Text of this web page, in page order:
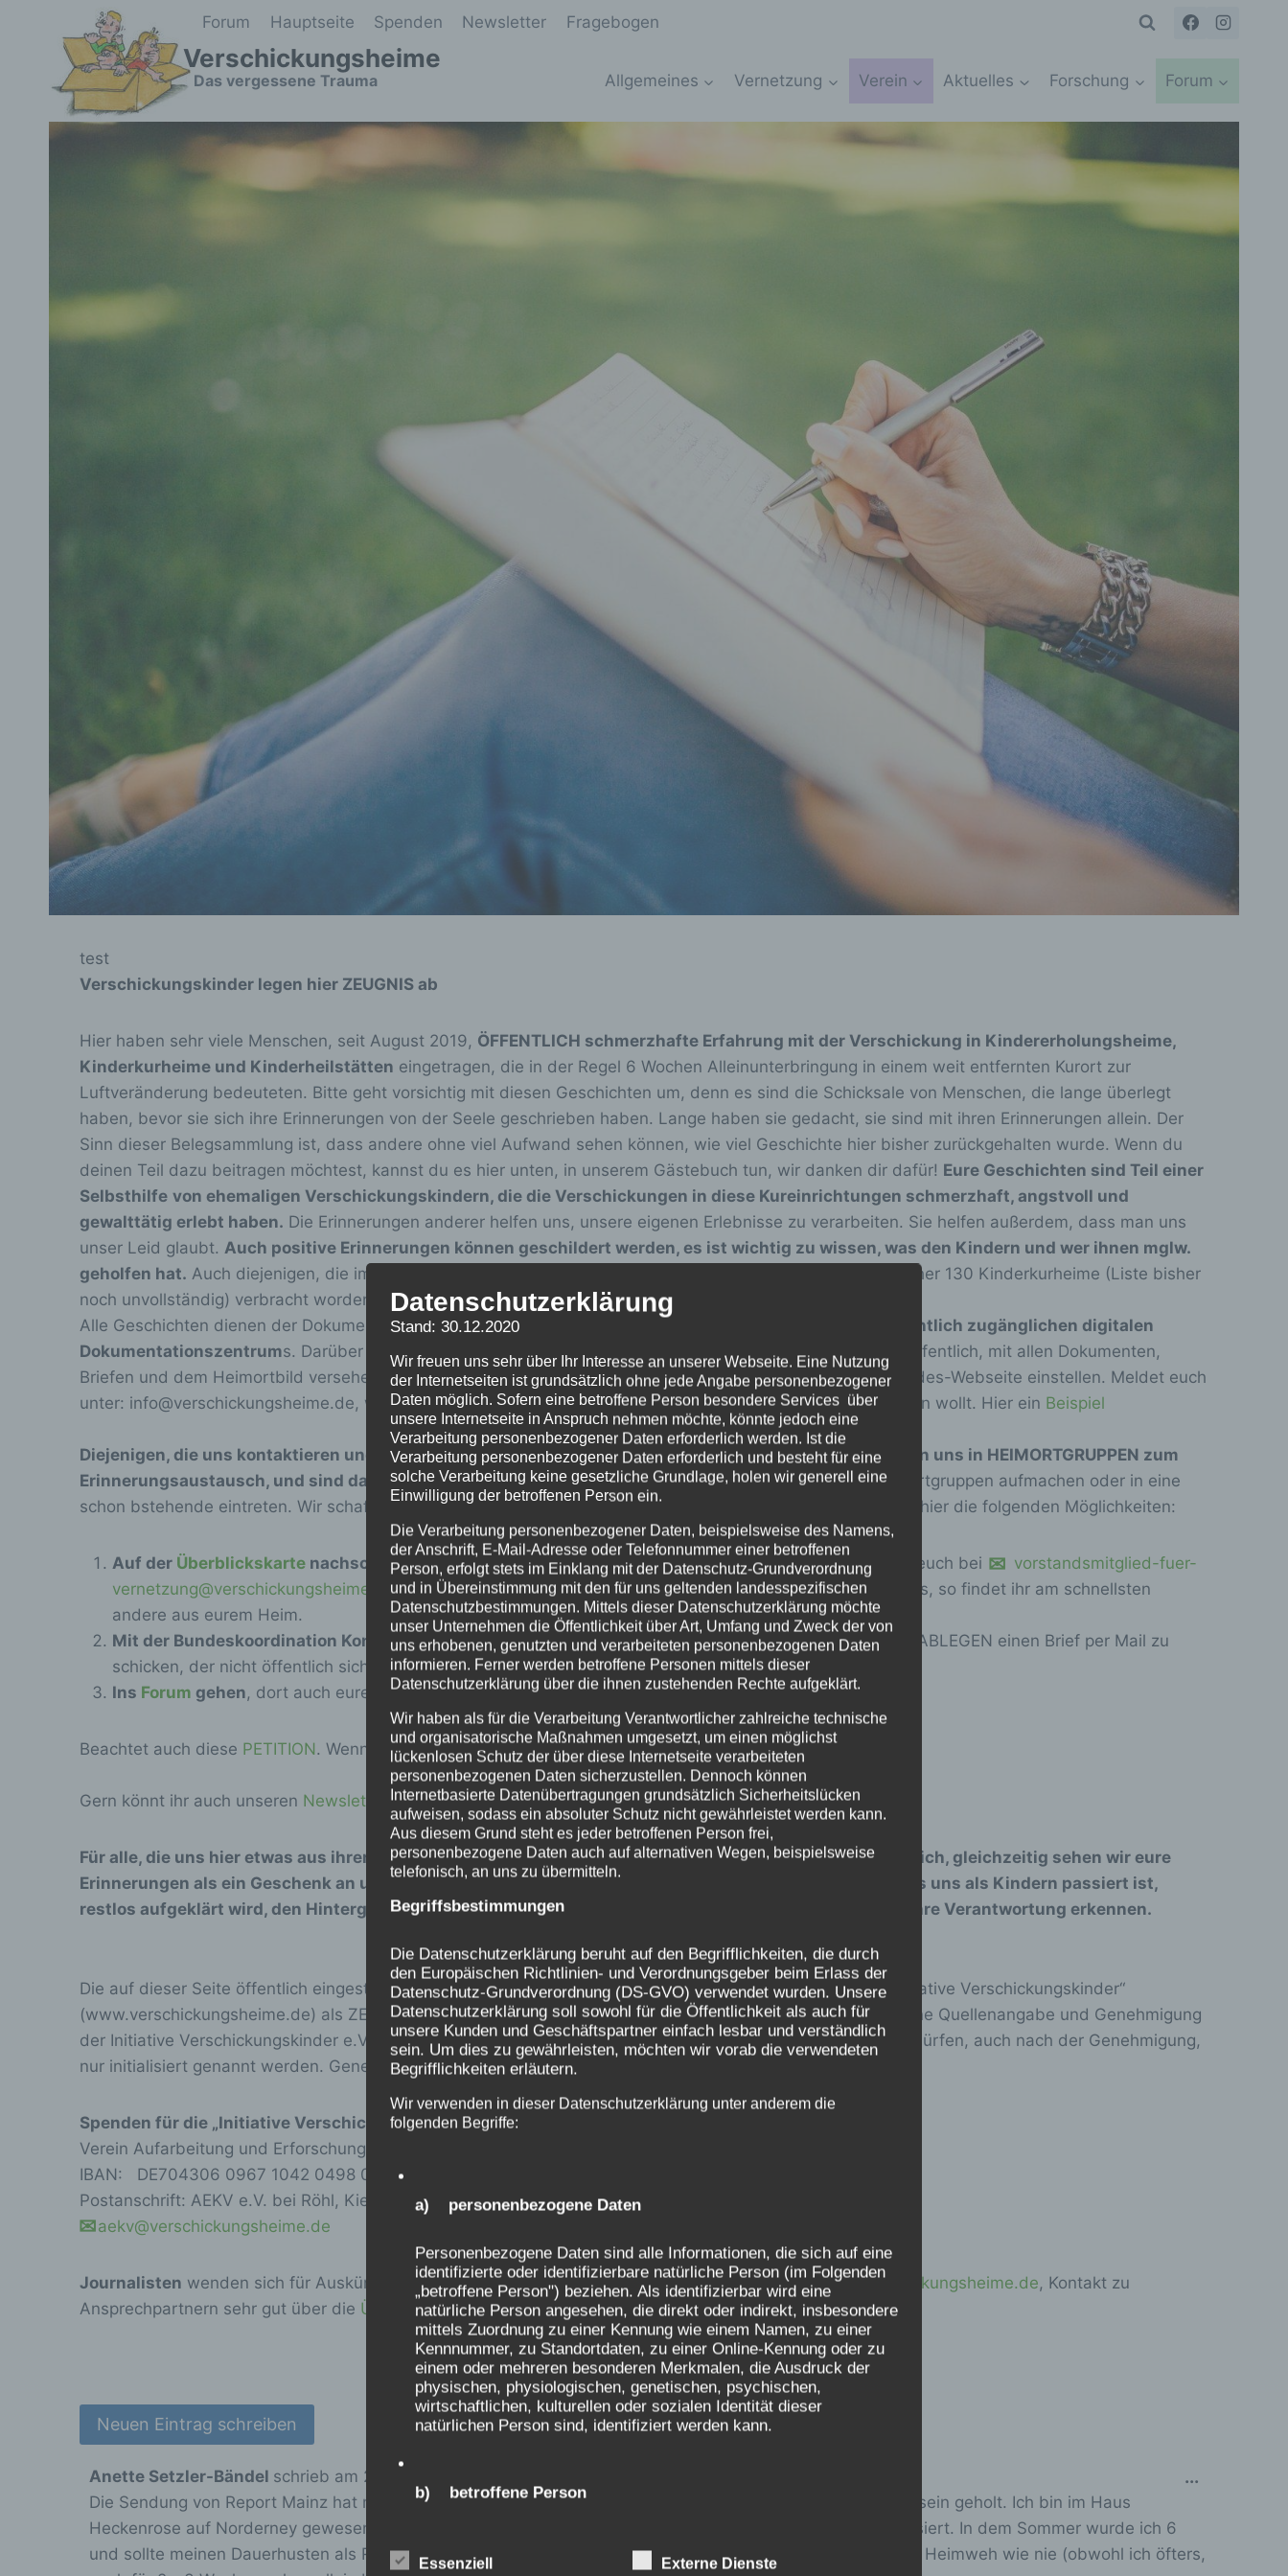
Forum Hauptseite Spenden Newsletter Fragebogen
Verschickungsheime
Das vergessene Trauma Allgemeines Vernetzung Verein Aktuelles Forschung Forum
test
Verschickungskinder legen hier ZEUGNIS ab
Hier haben sehr viele Menschen, seit August 2019, ÖFFENTLICH schmerzhafte Erfahrung mit der Verschickung in Kindererholungsheime,
Kinderkurheime und Kinderheilstätten eingetragen, die in der Regel 6 Wochen Alleinunterbringung in einem weit entfernten Kurort zur
Luftveränderung bedeuteten. Bitte geht vorsichtig mit diesen Geschichten um, denn es sind die Schicksale von Menschen, die lange überlegt
haben, bevor sie sich ihre Erinnerungen von der Seele geschrieben haben. Lange haben sie gedacht, sie sind mit ihren Erinnerungen allein. Der
Sinn dieser Belegsammlung ist, dass andere ohne viel Aufwand sehen können, wie viel Geschichte hier bisher zurückgehalten wurde. Wenn du
deinen Teil dazu beitragen möchtest, kannst du es hier unten, in unserem Gästebuch tun, wir danken dir dafür! Eure Geschichten sind Teil einer
Selbsthilfe von ehemaligen Verschickungskindern, die die Verschickungen in diese Kureinrichtungen schmerzhaft, angstvoll und
gewalttätig erlebt haben. Die Erinnerungen anderer helfen uns, unsere eigenen Erlebnisse zu verarbeiten. Sie helfen außerdem, dass man uns
unser Leid glaubt. Auch positive Erinnerungen können geschildert werden, es ist wichtig zu wissen, was den Kindern und wer ihnen mglw.
geholfen hat. Auch diejenigen, die im
(einschließlich DDR-Zeit) in die bisher 130 Kinderkurheime (Liste bisher
noch unvollständig) verbracht worden sind, haben die Möglichkeit hier Zeugnis abzulegen.
Alle Geschichten dienen der Dokumentation, alsBelegsammlung
öffentlich zugänglichen digitalen
Dokumentationszentrums. Darüber hinaus können Einzelne, die sehr viele Materialien haben, ihre Bericht öffentlich, mit allen Dokumenten,
Briefen und dem Heimortbild versehen, zusammen mit der Redaktion als Beitrag erarbeiten und auf der Bundes-Webseite einstellen. Meldet euch
unter: info@verschickungsheime.de, wenn ihr viele Dokumente habt und solch eine Seite hier bei uns erstellen wollt. Hier ein Beispiel
Diejenigen, die uns kontaktieren und Teil unseres Selbsthilfe-Netzwerks werden wollen: Wir organisieren uns in HEIMORTGRUPPEN zum
Erinnerungsaustausch, und sind dann den Bundesländern zugeordnet.Gern könnt ihr mit anderne Heimortgruppen aufmachen oder in eine
schon bstehende eintreten. Wir schaffen nicht mehr, auf jeden von euch proaktiv selbst zuzugehen, deshalb hier die folgenden Möglichkeiten:
Auf der Überblickskarte nachschauen,ob eurer Heim schon Ansprechpartner hat, wenn nicht, meldet euch bei
vorstandsmitglied-fuer-
vernetzung@verschickungsheime.de, und werdet vielleicht selbst Ansprechpartner eures eigenen Heimes, so findet ihr am schnellsten
andere aus eurem Heim.
Mit der Bundeskoordination Kontakt aufnehmen,um gezielt einem anderen Betroffenen bei ZEUGNIS ABLEGEN einen Brief per Mail zu
schicken, der nicht öffentlich sichtbar sein soll, unter: Buko-orga-st@verschickungsheime.de
Ins Forum gehen, dort auch euren Bericht reinstellen und dort mit anderen selbst Kontakt aufnehmen
Beachtet auch diese PETITION. Wenn sie euch gefällt, leitet sie weiter, danke!
Gern könnt ihr auch unseren Newsletter bestellen.
Für alle, die uns hier etwas aus ihrer Verschickungsgeschichte aufschreiben, fühlen wir uns verantwortlich, gleichzeitig sehen wir eure
Erinnerungen als ein Geschenk an uns an, das uns verpflichtet, dafür zu kämpfen, dass das Unrecht, was uns als Kindern passiert ist,
restlos aufgeklärt wird, den Hintergründen nachgegangen wird und Politik und Trägerlandschaft auch ihre Verantwortung erkennen.
Die auf dieser Seite öffentlich eingestellten Erinnerungs-Berichte wurden ausdrücklich der Webseite der „Initiative Verschickungskinder“
(www.verschickungsheime.de) als ZEUGNISSE freigeben und nur für diese Seiten autorisiert. Wer daraus ohne Quellenangabe und Genehmigung
der Initiative Verschickungskinder e.V. oder des AEKV e.V. zitiert, verstößt gegen das Urheberrecht. Namen dürfen, auch nach der Genehmigung,
nur initialisiert genannt werden. Genehmigung unter: aekv@verschickungsheime.de erfragen
Spenden für die „Initiative Verschickungskinder“ über den wissenschaftlichen Begleitverein:
Verein Aufarbeitung und Erforschung von Kinderverschickung / AEKV e.V.:
IBAN: DE704306 0967 1042 0498 00
Postanschrift: AEKV e.V. bei Röhl, Kiehlufer 43, 12059 Berlin:
aekv@verschickungsheime.de
Journalisten wenden sich für Auskünfte oder Interviews mit Betroffenenhierhinoder an: presse@verschickungsheime.de, Kontakt zu
Ansprechpartnern sehr gut über die Überblickskarteoder die jeweiligenLandeskoordinator:innen
Anette Setzler-Bändel schrieb am 26.09.2019
Die Sendung von Report Mainz hat mir ein bis dato erfolgreich verdrängtes Trauma schlagartig ins Bewusstsein geholt. Ich bin im Haus
Heckenrose auf Norderney gewesen, vom 19.2. - 1.4.65, von der Techniker KK bezahlt und der AWO organisiert. In dem Sommer wurde ich 6
und sollte meinen Dauerhusten als Ruhrpottkind loswerden, außerdem war ich etwas dünn. Ich hatte so viel Heimweh wie nie (obwohl ich öfters,
...
s
Datenschutzerklärung
Stand: 30.12.2020
Wir freuen uns sehr über Ihr Interesse an unserer Webseite. Eine Nutzung
der Internetseiten ist grundsätzlich ohne jede Angabe personenbezogener
Daten möglich. Sofern eine betroffene Person besondere Services über
unsere Internetseite in Anspruch nehmen möchte, könnte jedoch eine
Verarbeitung personenbezogener Daten erforderlich werden. Ist die
Verarbeitung personenbezogener Daten erforderlich und besteht für eine
solche Verarbeitung keine gesetzliche Grundlage, holen wir generell eine
Einwilligung der betroffenen Person ein.
Die Verarbeitung personenbezogener Daten, beispielsweise des Namens,
der Anschrift, E-Mail-Adresse oder Telefonnummer einer betroffenen
Person, erfolgt stets im Einklang mit der Datenschutz-Grundverordnung
und in Übereinstimmung mit den für uns geltenden landesspezifischen
Datenschutzbestimmungen. Mittels dieser Datenschutzerklärung möchte
unser Unternehmen die Öffentlichkeit über Art, Umfang und Zweck der von
uns erhobenen, genutzten und verarbeiteten personenbezogenen Daten
informieren. Ferner werden betroffene Personen mittels dieser
Datenschutzerklärung über die ihnen zustehenden Rechte aufgeklärt.
Wir haben als für die Verarbeitung Verantwortlicher zahlreiche technische
und organisatorische Maßnahmen umgesetzt, um einen möglichst
lückenlosen Schutz der über diese Internetseite verarbeiteten
personenbezogenen Daten sicherzustellen. Dennoch können
Internetbasierte Datenübertragungen grundsätzlich Sicherheitslücken
aufweisen, sodass ein absoluter Schutz nicht gewährleistet werden kann.
Aus diesem Grund steht es jeder betroffenen Person frei,
personenbezogene Daten auch auf alternativen Wegen, beispielsweise
telefonisch, an uns zu übermitteln.
Begriffsbestimmungen
Die Datenschutzerklärung beruht auf den Begrifflichkeiten, die durch
den Europäischen Richtlinien- und Verordnungsgeber beim Erlass der
Datenschutz-Grundverordnung (DS-GVO) verwendet wurden. Unsere
Datenschutzerklärung soll sowohl für die Öffentlichkeit als auch für
unsere Kunden und Geschäftspartner einfach lesbar und verständlich
sein. Um dies zu gewährleisten, möchten wir vorab die verwendeten
Begrifflichkeiten erläutern.
Wir verwenden in dieser Datenschutzerklärung unter anderem die
folgenden Begriffe:
a) personenbezogene Daten
Personenbezogene Daten sind alle Informationen, die sich auf eine
identifizierte oder identifizierbare natürliche Person (im Folgenden
„betroffene Person") beziehen. Als identifizierbar wird eine
natürliche Person angesehen, die direkt oder indirekt, insbesondere
mittels Zuordnung zu einer Kennung wie einem Namen, zu einer
Kennnummer, zu Standortdaten, zu einer Online-Kennung oder zu
einem oder mehreren besonderen Merkmalen, die Ausdruck der
physischen, physiologischen, genetischen, psychischen,
wirtschaftlichen, kulturellen oder sozialen Identität dieser
natürlichen Person sind, identifiziert werden kann.
b) betroffene Person
natürliche Person, deren personenbezogene Daten von dem für die
Essenziell Externe Dienste